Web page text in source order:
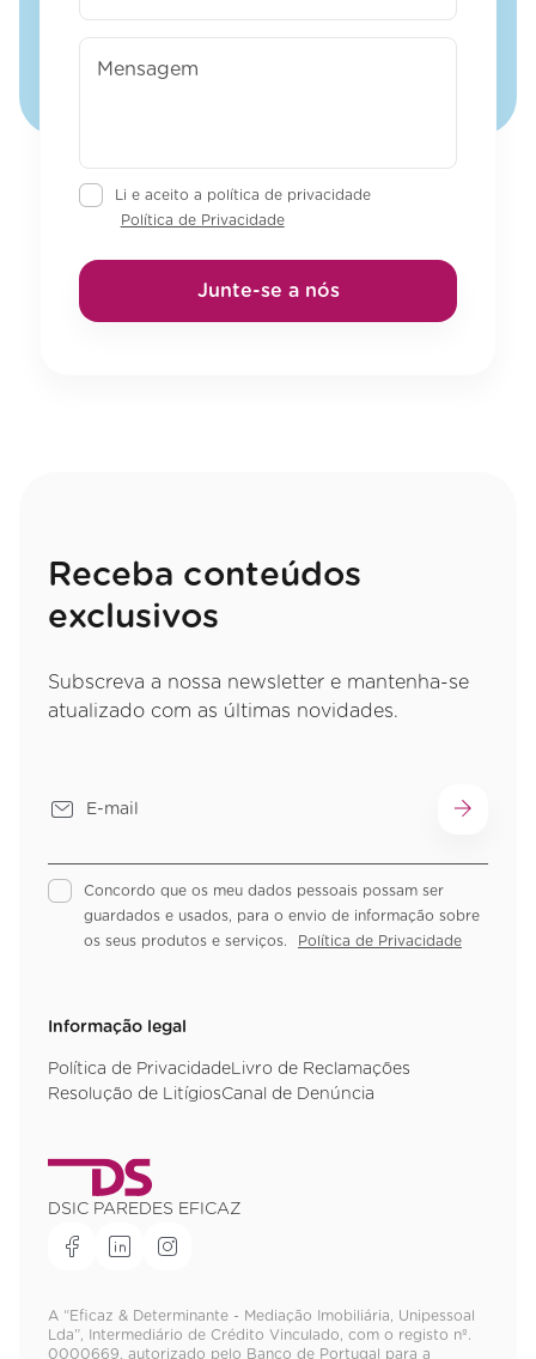
Li e aceito a política de privacidade
Política de Privacidade
Junte-se a nós
Receba conteúdos
exclusivos
Subscreva a nossa newsletter e mantenha-se
atualizado com as últimas novidades.
Concordo que os meu dados pessoais possam ser
guardados e usados, para o envio de informação sobre
os seus produtos e serviços.
Política de Privacidade
Informação legal
Política de PrivacidadeLivro de Reclamações
Resolução de LitígiosCanal de Denúncia
DSIC PAREDES EFICAZ
A “Eficaz & Determinante - Mediação Imobiliária, Unipessoal
Lda”, Intermediário de Crédito Vinculado, com o registo nº.
0000669, autorizado pelo Banco de Portugal para a